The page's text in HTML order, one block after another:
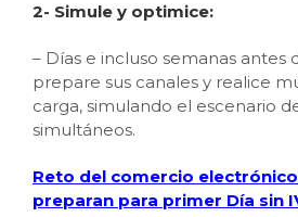
2- Simule y optimice:
– Días e incluso semanas antes
prepare sus canales y realice
carga, simulando el escenario
simultáneos.
Reto del comercio
preparan para primer Día sin